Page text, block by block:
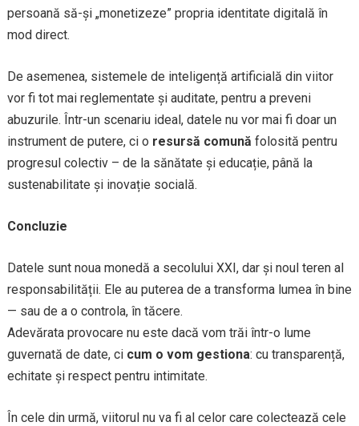
persoană să-și „monetizeze” propria identitate digitală în
mod direct.
De asemenea, sistemele de inteligență artificială din viitor
vor fi tot mai reglementate și auditate, pentru a preveni
abuzurile. Într-un scenariu ideal, datele nu vor mai fi doar un
instrument de putere, ci o resursă comună folosită pentru
progresul colectiv – de la sănătate și educație, până la
sustenabilitate și inovație socială.
Concluzie
Datele sunt noua monedă a secolului XXI, dar și noul teren al
responsabilității. Ele au puterea de a transforma lumea în bine
— sau de a o controla, în tăcere.
Adevărata provocare nu este dacă vom trăi într-o lume
guvernată de date, ci cum o vom gestiona: cu transparență,
echitate și respect pentru intimitate.
În cele din urmă, viitorul nu va fi al celor care colectează cele